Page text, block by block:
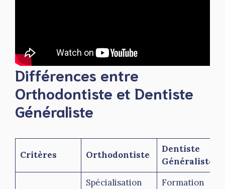
Différences entre
Orthodontiste et Dentiste
Généraliste
Critères Orthodontiste
Dentiste
Généraliste
Spécialisation
Formation